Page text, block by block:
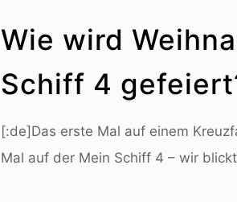
Wie wird
Schiff 4
[:de]Das erste Mal auf einem
Mal auf der Mein Schiff 4 – wir